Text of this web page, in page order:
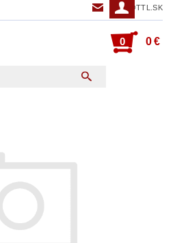
TTL@TTL.SK
0 0 €